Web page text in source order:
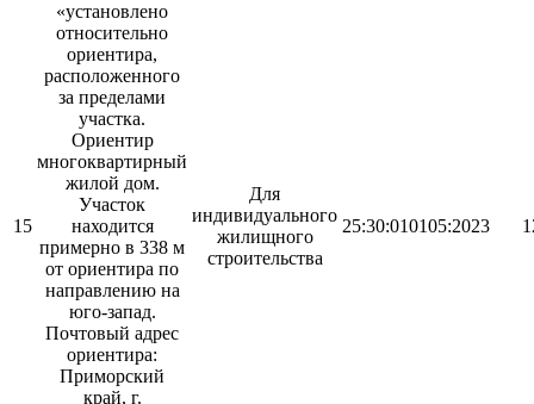
15
«установлено
относительно
ориентира,
расположенного
за пределами
участка.
Ориентир
многоквартирный
жилой дом.
Участок
находится
примерно в 338 м
от ориентира по
направлению на
юго-запад.
Почтовый адрес
ориентира:
Приморский
край, г.
Для
индивидуального
жилищного
строительства
25:30:010105:2023